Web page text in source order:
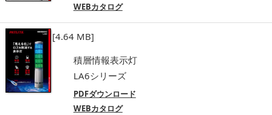
WEBカタログ
[4.64 MB]
積層情報表示灯
LA6シリーズ
PDFダウンロード
WEBカタログ